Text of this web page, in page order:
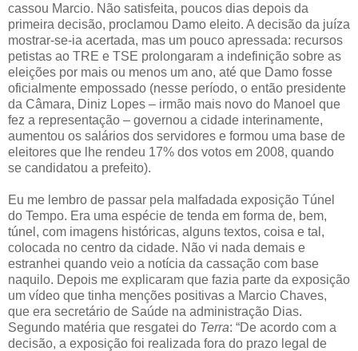
cassou Marcio. Não satisfeita, poucos dias depois da
primeira decisão, proclamou Damo eleito. A decisão da juíza
mostrar-se-ia acertada, mas um pouco apressada: recursos
petistas ao TRE e TSE prolongaram a indefinição sobre as
eleições por mais ou menos um ano, até que Damo fosse
oficialmente empossado (nesse período, o então presidente
da Câmara, Diniz Lopes – irmão mais novo do Manoel que
fez a representação – governou a cidade interinamente,
aumentou os salários dos servidores e formou uma base de
eleitores que lhe rendeu 17% dos votos em 2008, quando
se candidatou a prefeito).
Eu me lembro de passar pela malfadada exposição Túnel
do Tempo. Era uma espécie de tenda em forma de, bem,
túnel, com imagens históricas, alguns textos, coisa e tal,
colocada no centro da cidade. Não vi nada demais e
estranhei quando veio a notícia da cassação com base
naquilo. Depois me explicaram que fazia parte da exposição
um vídeo que tinha menções positivas a Marcio Chaves,
que era secretário de Saúde na administração Dias.
Segundo matéria que resgatei do Terra: “De acordo com a
decisão, a exposição foi realizada fora do prazo legal de